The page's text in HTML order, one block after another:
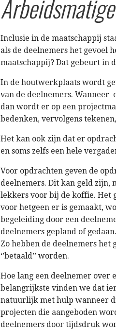
Inclusie in de maatschappij
als de deelnemers het gevoel
maatschappij? Dat gebeurt in
In de houtwerkplaats wordt
van de deelnemers. Wanneer
dan wordt er op een
bedenken, vervolgens
Het kan ook zijn dat er
en soms zelfs een hele
Voor opdrachten geven de
deelnemers. Dit kan geld zijn,
lekkers voor bij de koffie. Het
voor hetgeen er is gemaakt,
begeleiding door een
deelnemers gepland of
Zo hebben de deelnemers
‘’betaald’’ worden.
Hoe lang een deelnemer over
belangrijkste vinden we dat
natuurlijk met hulp wanneer
projecten die aangeboden
deelnemers door tijdsdruk